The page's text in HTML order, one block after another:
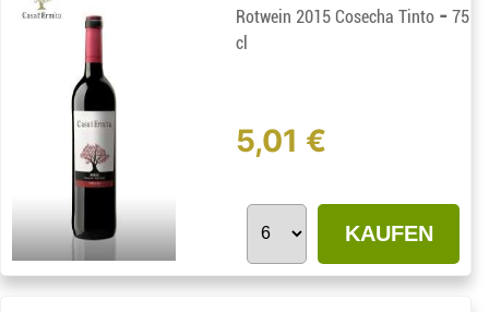
Rotwein 2015 Cosecha Tinto -75
cl
5,01 €
KAUFEN